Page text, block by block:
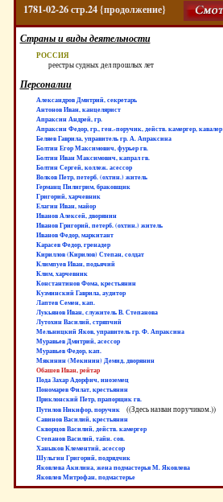
1781-02-26 стр.24 {продолжение}
Страны и виды деятельности
РОССИЯ
реестры судных дел прошлых лет
Персоналии
Александров Дмитрий, секретарь
Антонов Иван, канцелярист
Апраксин Андрей, гр.
Апраксин Федор, гр., ген.-поручик, действ. камергер, кавалер
Беляев Гаврила, управитель гр. А. Апраксина
Болтин Егор Максимович, фурьер гв.
Болтин Иван Максимович, капрал гв.
Болтин Сергей, коллеж. асессор
Волков Петр, петерб. (охтин.) житель
Германц Пилигрим, браковщик
Григорий, харчевник
Елагин Иван, майор
Иванов Алексей, дворянин
Иванов Григорий, петерб. (охтин.) житель
Иванов Федор, маркитант
Карасев Федор, гренадер
Кириллов (Кирилов) Степан, солдат
Климпуев Иван, подьячий
Клим, харчевник
Константинов Фома, крестьянин
Кузминский Гаврила, аудитор
Лаптев Семен, кап.
Лукьянов Иван, служитель В. Степанова
Лутохин Василий, стряпчий
Мельницкий Яков, управитель гр. Ф. Апраксина
Муравьев Дмитрий, асессор
Муравьев Федор, кап.
Мякинин (Мекинин) Демид, дворянин
Обашев Иван, рейтар
Пода Захар Адорфич, иноземец
Пономарев Филат, крестьянин
Приклонский Петр, прапорщик гв.
Путилов Никифор, поручик
((Здесь назван поручиком.))
Савинов Василий, крестьянин
Скворцов Василий, действ. камергер
Степанов Василий, тайн. сов.
Ханыков Клементий, асессор
Шульгин Григорий, подрядчик
Яковлева Акилина, жена подмастерья М. Яковлева
Яковлев Митрофан, подмастерье